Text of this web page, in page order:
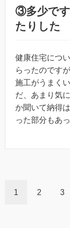
③多少で
たりした
健康住宅につ
らったのです
施工がうまく
だ、あまり気
か聞いて納得
った部分もあ
1 2 3